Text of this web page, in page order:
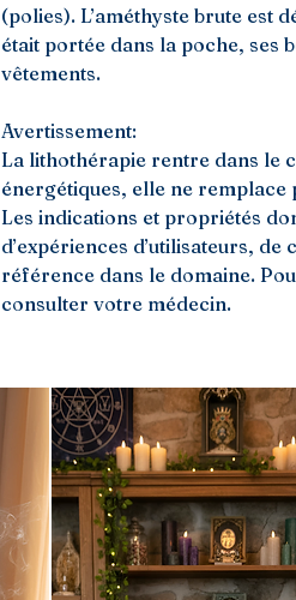
(polies). L’améthyste brute est
était portée dans la poche, ses
vêtements.
Avertissement:
La lithothérapie rentre dans le
énergétiques, elle ne remplace
Les indications et propriétés
d’expériences d’utilisateurs, de
référence dans le domaine.
consulter votre médecin.